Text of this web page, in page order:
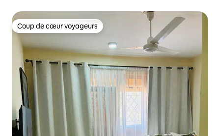
Coup de cœur voyageurs
Coup de cœur voyageurs